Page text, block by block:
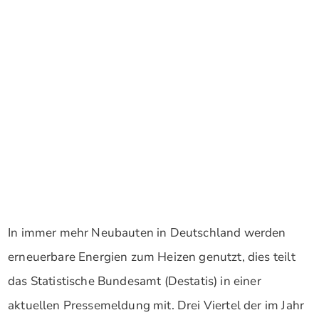
In immer mehr Neubauten in Deutschland werden
erneuerbare Energien zum Heizen genutzt, dies teilt
das Statistische Bundesamt (Destatis) in einer
aktuellen Pressemeldung mit. Drei Viertel der im Jahr